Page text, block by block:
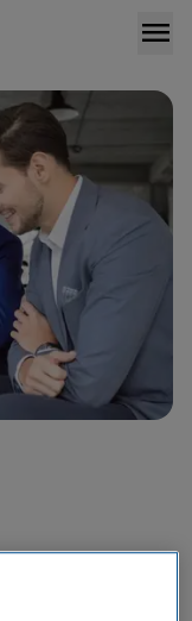
menu